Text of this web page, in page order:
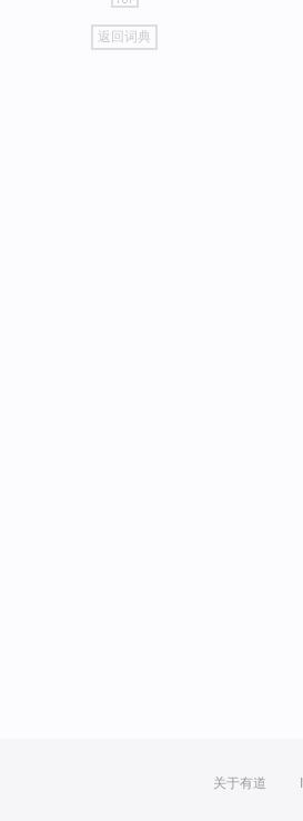
go
top
返回词典
关于有道